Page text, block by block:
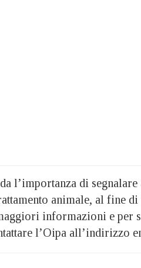
l’importanza di
animale, al fine
informazioni e per
l’Oipa all’indirizzo